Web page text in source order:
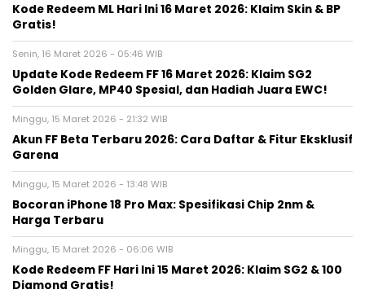
Kode Redeem ML Hari Ini 16 Maret 2026: Klaim Skin & BP
Gratis!
Senin, 16 Maret 2026 - 05:46 WIB
Update Kode Redeem FF 16 Maret 2026: Klaim SG2
Golden Glare, MP40 Spesial, dan Hadiah Juara EWC!
Minggu, 15 Maret 2026 - 21:32 WIB
Akun FF Beta Terbaru 2026: Cara Daftar & Fitur Eksklusif
Garena
Minggu, 15 Maret 2026 - 13:48 WIB
Bocoran iPhone 18 Pro Max: Spesifikasi Chip 2nm &
Harga Terbaru
Minggu, 15 Maret 2026 - 06:06 WIB
Kode Redeem FF Hari Ini 15 Maret 2026: Klaim SG2 & 100
Diamond Gratis!